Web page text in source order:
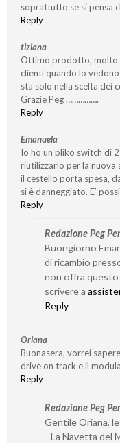
soprattutto se si pensa
Reply
tiziana
Ottimo prodotto, molto
clienti quando lo
sta solo nella scelta dei
Grazie Peg …………….
Reply
Emanuela
Io ho un pliko switch di
riutilizzarlo per la nuova
il cestello porta spesa,
si è danneggiato. E’
Reply
Redazione Peg
Buongiorno
di ricambio
non offra questo
scrivere a
Reply
Oriana
Buonasera, vorrei
drive on track e il
Reply
Redazione Peg
Gentile Oriana,
- La Navetta del